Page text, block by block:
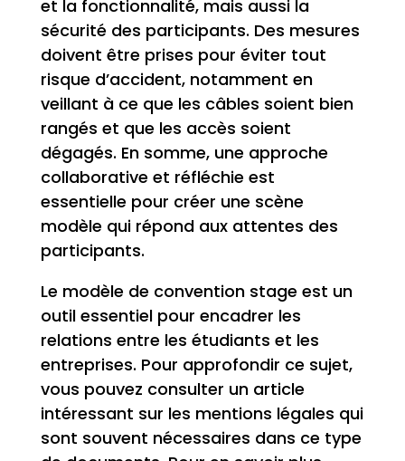
et la fonctionnalité, mais aussi la
sécurité des participants. Des mesures
doivent être prises pour éviter tout
risque d’accident, notamment en
veillant à ce que les câbles soient bien
rangés et que les accès soient
dégagés. En somme, une approche
collaborative et réfléchie est
essentielle pour créer une scène
modèle qui répond aux attentes des
participants.
Le modèle de convention stage est un
outil essentiel pour encadrer les
relations entre les étudiants et les
entreprises. Pour approfondir ce sujet,
vous pouvez consulter un article
intéressant sur les mentions légales qui
sont souvent nécessaires dans ce type